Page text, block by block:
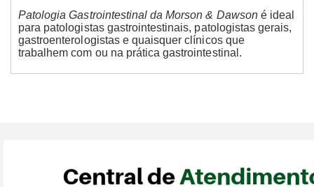
Patologia Gastrointestinal da Morson & Dawsoné ideal
para patologistas gastrointestinais, patologistas gerais,
gastroenterologistas e quaisquer clínicos que
trabalhem com ou na prática gastrointestinal.